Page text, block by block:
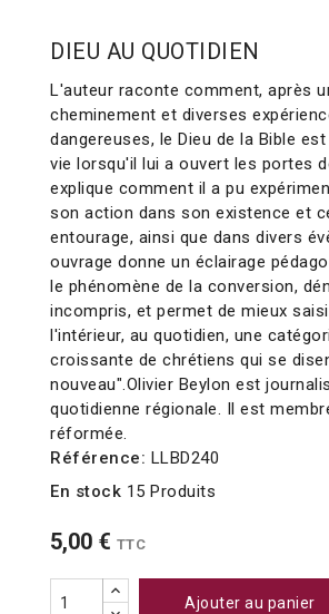
DIEU AU QUOTIDIEN
L'auteur raconte comment, après
cheminement et diverses
dangereuses, le Dieu de la Bible
vie lorsqu'il lui a ouvert les portes
explique comment il a pu
son action dans son existence et
entourage, ainsi que dans divers
ouvrage donne un éclairage
le phénomène de la conversion,
incompris, et permet de mieux
l'intérieur, au quotidien, une
croissante de chrétiens qui se
nouveau".Olivier Beylon est
quotidienne régionale. Il est
réformée.
Référence: LLBD240
En stock 15 Produits
5,00 € TTC
Ajouter au panier